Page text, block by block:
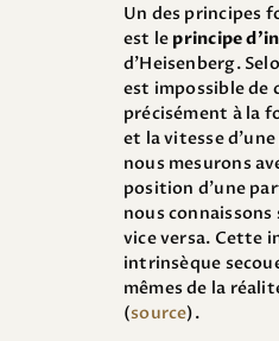
Un des principes
est le principe
d’Heisenberg.
est impossible de
précisément à la
et la vitesse
nous mesurons
position d’une
nous connaissons
vice versa. Cette
intrinsèque
mêmes de la
(source).